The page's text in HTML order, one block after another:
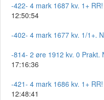
-422- 4 mark 1687 kv. 1+
12:50:54
-402- 4 mark 1677 kv. 1/1+.
-814- 2 øre 1912 kv. 0 Prakt.
17:16:36
-421- 4 mark 1686 kv. 1+
12:48:41